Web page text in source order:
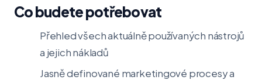
Co budete potřebovat
Přehled všech aktuálně používaných nástrojů
a jejich nákladů
Jasně definované marketingové procesy a